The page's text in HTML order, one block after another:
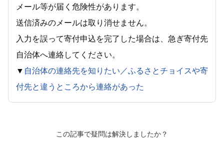
メール等が届く危険性があります。
送信済みのメールは取り消せません。
入力を誤って寄付申込を完了した場合は、急ぎ寄付先
自治体へ連絡してください。
▼ 自治体の連絡先を知りたい／ふるさとチョイスや寄
付先と違うところから連絡があった
この記事で疑問は解決しましたか？